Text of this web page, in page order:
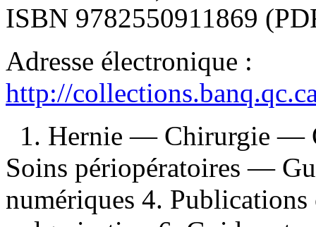
ISBN 9782550911869
Adresse électronique :
http://
1. Hernie — Chirurgie —
Soins périopératoires —
numériques 4.